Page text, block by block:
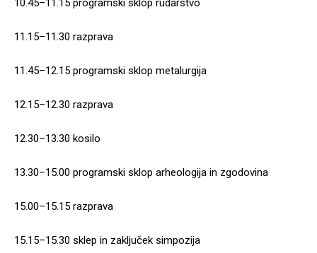
10.45–11.15 programski sklop rudarstvo
11.15–11.30 razprava
11.45–12.15 programski sklop metalurgija
12.15–12.30 razprava
12.30–13.30 kosilo
13.30–15.00 programski sklop arheologija in zgodovina
15.00–15.15 razprava
15.15–15.30 sklep in zaključek simpozija